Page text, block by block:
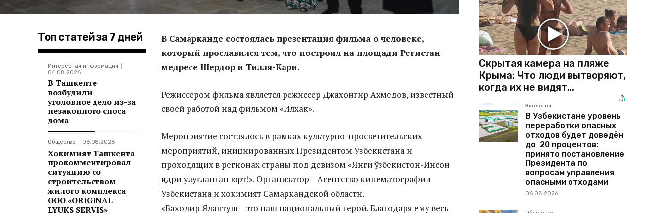
Топ статей за 7 дней
Интересная информация
04.08.2026
В Ташкенте
возбудили
уголовное дело из-за
незаконного сноса
дома
Общество 06.08.2026
Хокимият Ташкента
прокомментировал
ситуацию со
строительством
жилого комплекса
ООО «ORIGINAL
LYUKS SERVIS»
В Самарканде состоялась презентация фильма о человеке,
который прославился тем, что построил на площади Регистан
медресе Шердор и Тилля-Кари.
Режиссером фильма является режиссер Джахонгир Ахмедов, известный
своей работой над фильмом «Илхак».
Мероприятие состоялось в рамках культурно-просветительских
мероприятий, инициированных Президентом Узбекистана и
проходящих в регионах страны под девизом «Янги ўзбекистон-Инсон
қадри улуғланган юрт!». Организатор – Агентство кинематографии
Узбекистана и хокимият Самаркандской области.
«Баходир Ялантуш – это наш национальный герой. Благодаря ему весь
Скрытая камера на пляже
Крыма: Что люди вытворяют,
когда их не видят...
Экология
В Узбекистане уровень
переработки опасных
отходов будет доведён
до 20 процентов:
принято постановление
Президента по
вопросам управления
опасными отходами
06.08.2026